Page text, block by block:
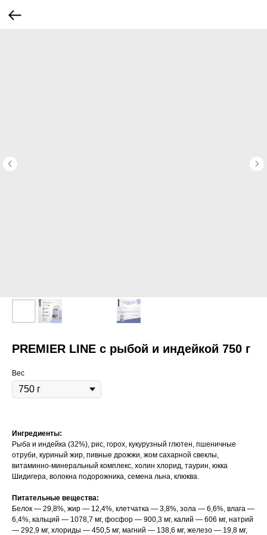
PREMIER LINE с рыбой и индейкой 750 г
Вес
Ингредиенты:
Рыба и индейка (32%), рис, горох, кукурузный глютен, пшеничные
отруби, куриный жир, пивные дрожжи, жом сахарной свеклы,
витаминно-минеральный комплекс, холин хлорид, таурин, юкка
Шидигера, волокна подорожника, семена льна, клюква.
Питательные вещества:
Белок — 29,8%, жир — 12,4%, клетчатка — 3,8%, зола — 6,6%, влага —
6,4%, кальций — 1078,7 мг, фосфор — 900,3 мг, калий — 606 мг, натрий
— 292,9 мг, хлориды — 450,5 мг, магний — 138,6 мг, железо — 19,8 мг,